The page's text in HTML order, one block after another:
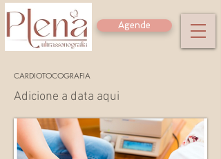
Agende
CARDIOTOCOGRAFIA
Adicione a data aqui